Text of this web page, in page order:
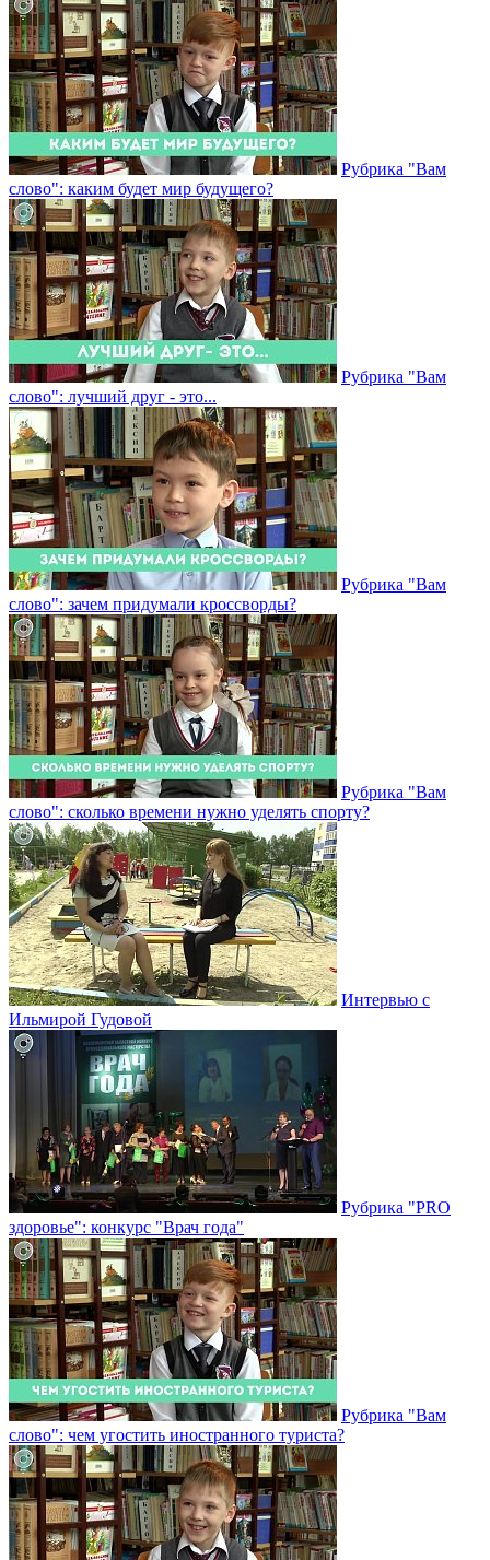
Рубрика "Вам
слово": каким будет мир будущего?
Рубрика "Вам
слово": лучший друг - это...
Рубрика "Вам
слово": зачем придумали кроссворды?
Рубрика "Вам
слово": сколько времени нужно уделять спорту?
Интервью с
Ильмирой Гудовой
Рубрика "PRO
здоровье": конкурс "Врач года"
Рубрика "Вам
слово": чем угостить иностранного туриста?